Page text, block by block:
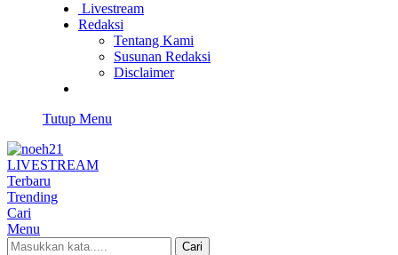
Livestream
Redaksi
Tentang Kami
Susunan Redaksi
Disclaimer
Tutup Menu
LIVESTREAM
Terbaru
Trending
Cari
Menu
Cari